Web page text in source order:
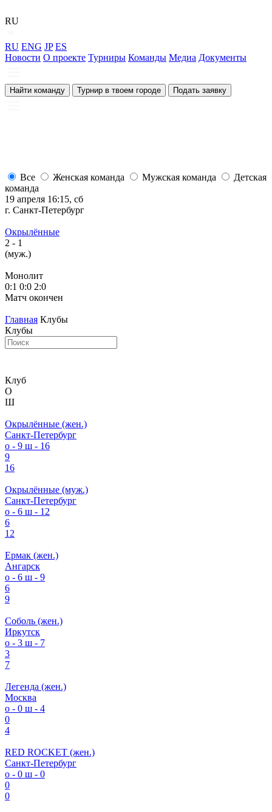
RU
RU ENG JP ES
Новости О проекте Турниры Команды Медиа Документы
Найти команду Турнир в твоем городе Подать заявку
Все Женская команда Мужская команда
Детская
команда
19 апреля 16:15, сб
г. Санкт-Петербург
Окрылённые
2 - 1
(муж.)
Монолит
0:1 0:0 2:0
Матч окончен
Главная Клубы
Клубы
Клуб
О
Ш
Окрылённые (жен.)
Санкт-Петербург
о - 9 ш - 16
9
16
Окрылённые (муж.)
Санкт-Петербург
о - 6 ш - 12
6
12
Ермак (жен.)
Ангарск
о - 6 ш - 9
6
9
Соболь (жен.)
Иркутск
о - 3 ш - 7
3
7
Легенда (жен.)
Москва
о - 0 ш - 4
0
4
RED ROCKET (жен.)
Санкт-Петербург
о - 0 ш - 0
0
0